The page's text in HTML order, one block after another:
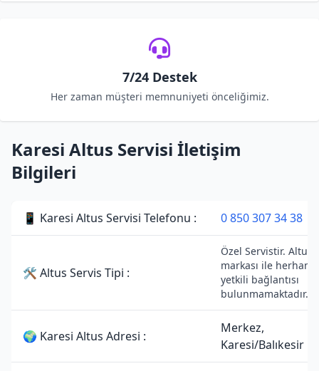
7/24 Destek
Her zaman müşteri memnuniyeti önceliğimiz.
Karesi Altus Servisi İletişim
Bilgileri
📱 Karesi Altus Servisi Telefonu : 0 850 307 34 38
🛠 Altus Servis Tipi :
Özel Servistir. Altus
markası ile
yetkili bağlantısı
bulunmamaktadır.
🌍 Karesi Altus Adresi :
Merkez,
Karesi/Balıkesir